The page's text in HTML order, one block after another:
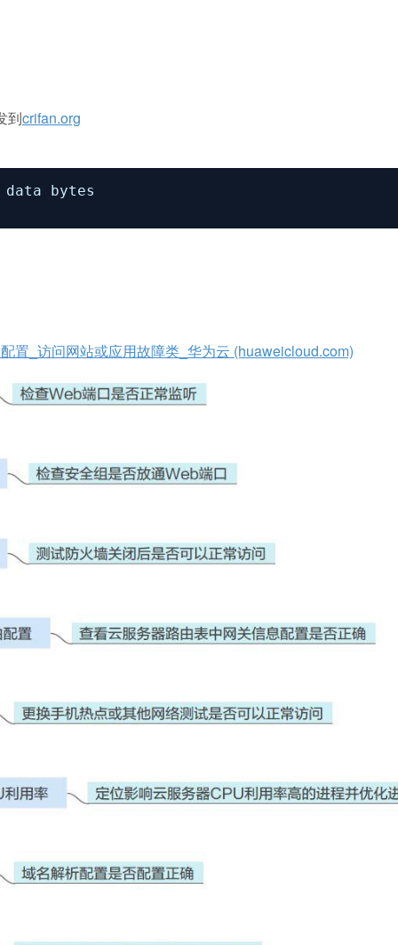
到crifan.org
data bytes
置_访问网站或应用故障类_华为云 (huaweicloud.com)